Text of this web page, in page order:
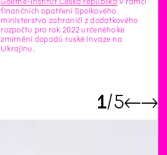
finančních opatření Spolkového
ministerstva zahraničí z dodatkového
rozpočtu pro rok 2022 určeného ke
zmírnění dopadů ruské invaze na
Ukrajinu.
1 5←→